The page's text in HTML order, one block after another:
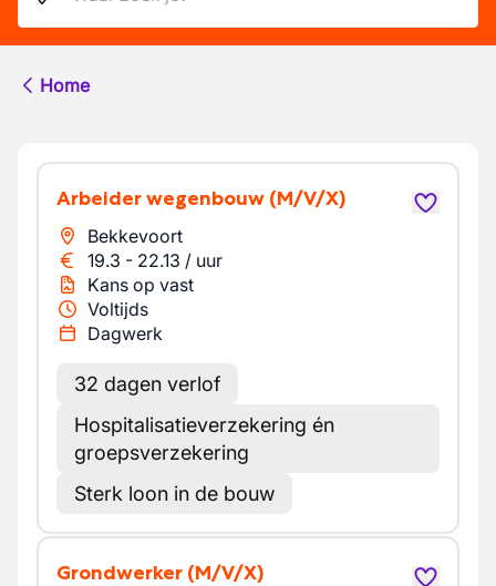
Home
Arbeider wegenbouw (M/V/X)
Bekkevoort
19.3 - 22.13 / uur
Kans op vast
Voltijds
Dagwerk
32 dagen verlof
Hospitalisatieverzekering én
groepsverzekering
Sterk loon in de bouw
Grondwerker (M/V/X)